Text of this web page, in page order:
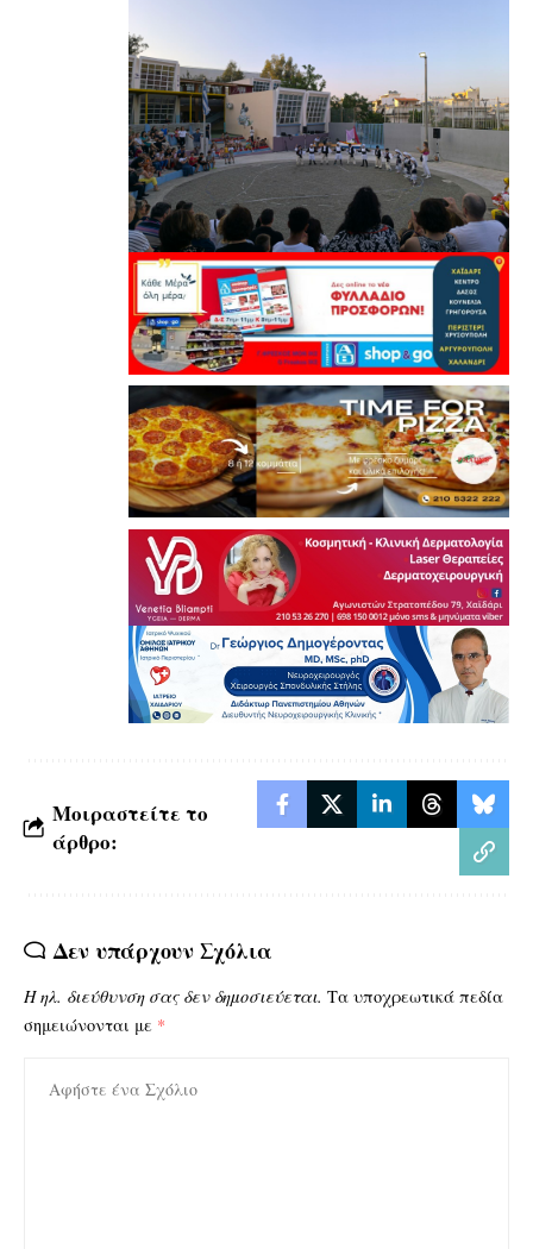
Μοιραστείτε το
άρθρο:
Δεν υπάρχουν Σχόλια
Η ηλ. διεύθυνση σας δεν δημοσιεύεται. Τα υποχρεωτικά πεδία
σημειώνονται με *